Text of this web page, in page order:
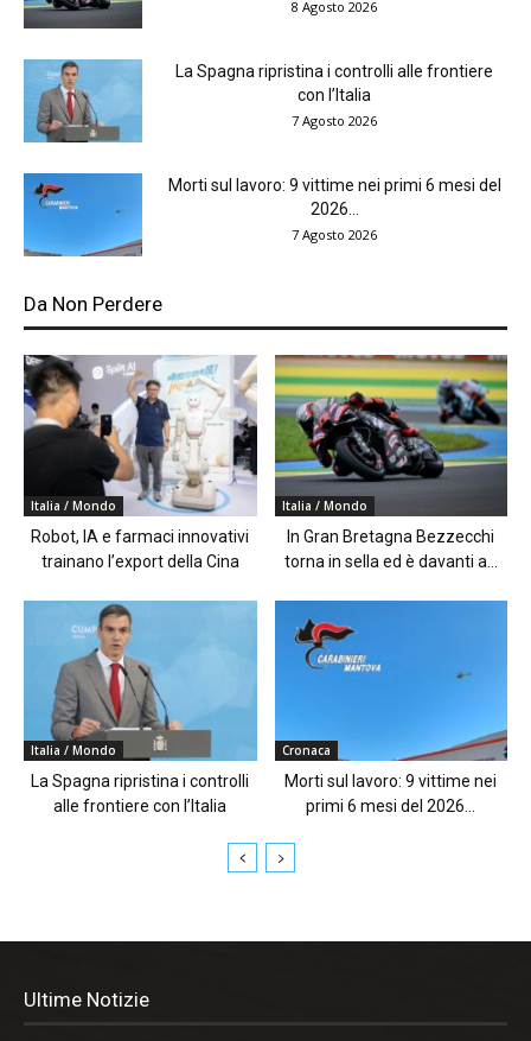
8 Agosto 2026
La Spagna ripristina i controlli alle frontiere
con l’Italia
7 Agosto 2026
Morti sul lavoro: 9 vittime nei primi 6 mesi del
2026...
7 Agosto 2026
Da Non Perdere
Italia / Mondo
Robot, IA e farmaci innovativi
trainano l’export della Cina
Italia / Mondo
In Gran Bretagna Bezzecchi
torna in sella ed è davanti a...
Italia / Mondo
La Spagna ripristina i controlli
alle frontiere con l’Italia
Cronaca
Morti sul lavoro: 9 vittime nei
primi 6 mesi del 2026...
Ultime Notizie